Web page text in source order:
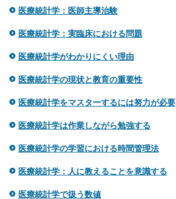
医療統計学：医師主導治験
医療統計学：実臨床における問題
医療統計学がわかりにくい理由
医療統計学の現状と教育の重要性
医療統計学をマスターするには努力が必要
医療統計学は作業しながら勉強する
医療統計学の学習における時間管理法
医療統計学：人に教えることを意識する
医療統計学で扱う数値